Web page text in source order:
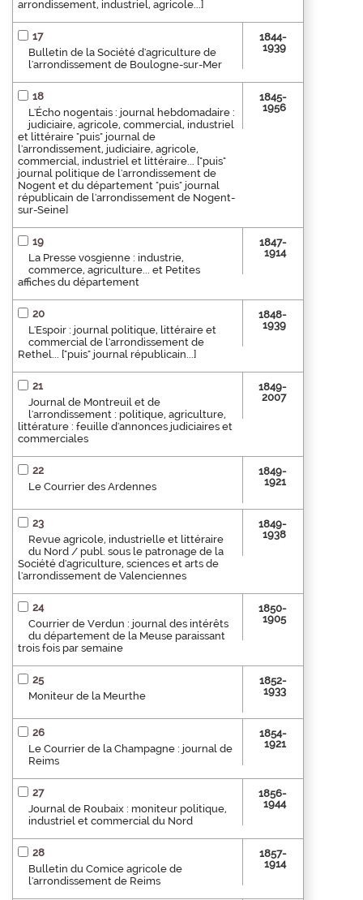
arrondissement, industriel, agricole...]
17
Bulletin de la Société d'agriculture de
l'arrondissement de Boulogne-sur-Mer
1844-
1939
18
L'Écho nogentais : journal hebdomadaire :
judiciaire, agricole, commercial, industriel
et littéraire "puis" journal de
l'arrondissement, judiciaire, agricole,
commercial, industriel et littéraire... ["puis"
journal politique de l'arrondissement de
Nogent et du département "puis" journal
républicain de l'arrondissement de Nogent-
sur-Seine]
1845-
1956
19
La Presse vosgienne : industrie,
commerce, agriculture... et Petites
affiches du département
1847-
1914
20
L'Espoir : journal politique, littéraire et
commercial de l'arrondissement de
Rethel... ["puis" journal républicain...]
1848-
1939
21
Journal de Montreuil et de
l'arrondissement : politique, agriculture,
littérature : feuille d'annonces judiciaires et
commerciales
1849-
2007
22
Le Courrier des Ardennes
1849-
1921
23
Revue agricole, industrielle et littéraire
du Nord / publ. sous le patronage de la
Société d'agriculture, sciences et arts de
l'arrondissement de Valenciennes
1849-
1938
24
Courrier de Verdun : journal des intérêts
du département de la Meuse paraissant
trois fois par semaine
1850-
1905
25
Moniteur de la Meurthe
1852-
1933
26
Le Courrier de la Champagne : journal de
Reims
1854-
1921
27
Journal de Roubaix : moniteur politique,
industriel et commercial du Nord
1856-
1944
28
Bulletin du Comice agricole de
l'arrondissement de Reims
1857-
1914